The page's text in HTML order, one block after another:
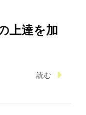
上達を加
読む